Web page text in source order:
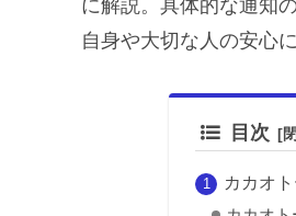
に解説。具体的な通知
自身や大切な人の安心
目次
カカオ